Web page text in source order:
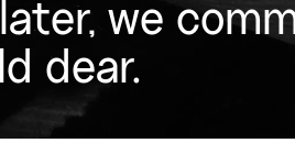
we
dear.